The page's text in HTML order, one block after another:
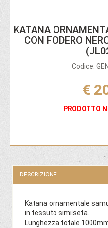
KATANA
CON FODERO
Codice:
€
PRODOTTO
DESCRIZIONE
Katana ornamentale
in tessuto similseta.
Lunghezza totale